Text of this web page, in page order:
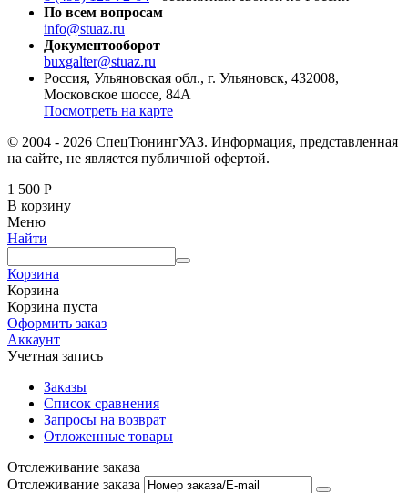
По всем вопросам
info@stuaz.ru
Документооборот
buxgalter@stuaz.ru
Россия, Ульяновская обл., г. Ульяновск, 432008,
Московское шоссе, 84А
Посмотреть на карте
© 2004 - 2026 СпецТюнингУАЗ. Информация, представленная
на сайте, не является публичной офертой.
1 500 Р
В корзину
Меню
Найти
Корзина
Корзина
Корзина пуста
Оформить заказ
Аккаунт
Учетная запись
Заказы
Список сравнения
Запросы на возврат
Отложенные товары
Отслеживание заказа
Отслеживание заказа